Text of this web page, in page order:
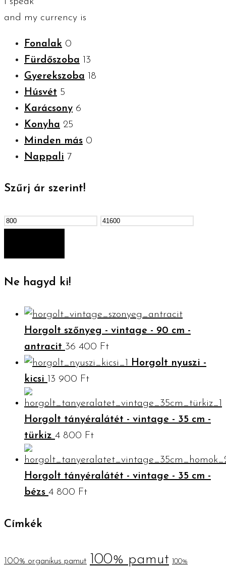
and my currency is
Fonalak 0
Fürdőszoba 13
Gyerekszoba 18
Húsvét 5
Karácsony 6
Konyha 25
Minden más 0
Nappali 7
Szűrj ár szerint!
Min
Max
Ne hagyd ki!
Horgolt szőnyeg - vintage - 90 cm -
antracit 36 400 Ft
Horgolt nyuszi -
kicsi 13 900 Ft
Horgolt tányéralátét - vintage - 35 cm -
türkiz 4 800 Ft
Horgolt tányéralátét - vintage - 35 cm -
bézs 4 800 Ft
Címkék
100% organikus pamut 100% pamut 100%